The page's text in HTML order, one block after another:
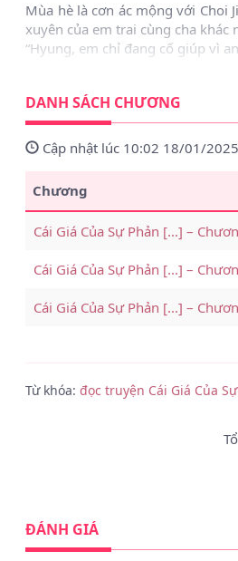
Mùa hè là cơn ác mộng với Choi
xuyên của em trai cùng cha khác
“Hyung, em chỉ đang cố giúp vì
DANH SÁCH CHƯƠNG
Cập nhật lúc 10:02 18/01/
Chương
Cái Giá Của Sự Phản [...] –
Cái Giá Của Sự Phản [...] –
Cái Giá Của Sự Phản [...] –
Từ khóa:đọc truyện Cái Giá Của
ĐÁNH GIÁ